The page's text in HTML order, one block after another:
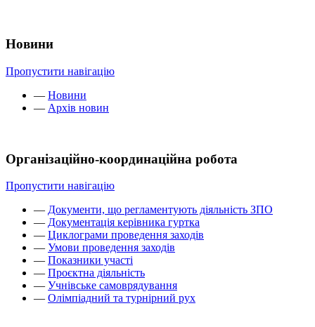
Новини
Пропустити навігацію
— Новини
— Архів новин
Організаційно-координаційна робота
Пропустити навігацію
— Документи, що регламентують діяльність ЗПО
— Документація керівника гуртка
— Циклограми проведення заходів
— Умови проведення заходів
— Показники участі
— Проєктна діяльність
— Учнівське самоврядування
— Олімпіадний та турнірний рух